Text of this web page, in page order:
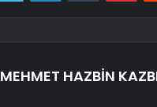
MEHMET HAZBİN